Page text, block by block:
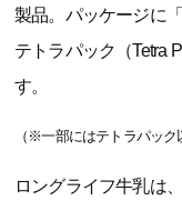
製品。パッケージに
テトラパック（Tetra
す。
（※一部にはテトラパック
ロングライフ牛乳は